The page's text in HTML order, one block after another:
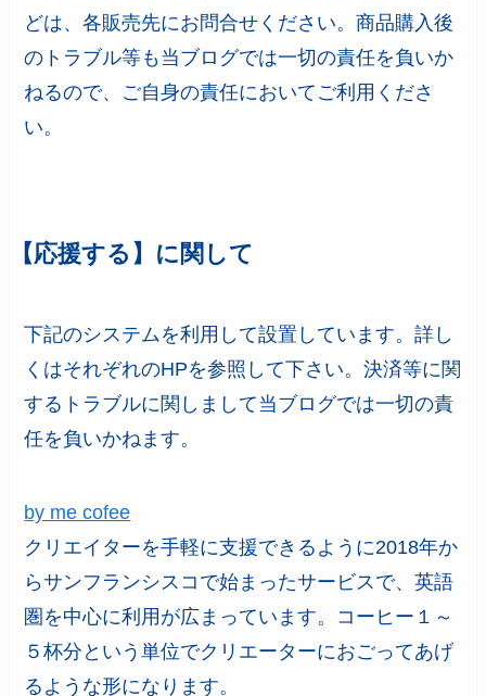
どは、各販売先にお問合せください。商品購入後
のトラブル等も当ブログでは一切の責任を負いか
ねるので、ご自身の責任においてご利用くださ
い。
【応援する】に関して
下記のシステムを利用して設置しています。詳し
くはそれぞれのHPを参照して下さい。決済等に関
するトラブルに関しまして当ブログでは一切の責
任を負いかねます。
by me cofee
クリエイターを手軽に支援できるように2018年か
らサンフランシスコで始まったサービスで、英語
圏を中心に利用が広まっています。コーヒー１～
５杯分という単位でクリエーターにおごってあげ
るような形になります。